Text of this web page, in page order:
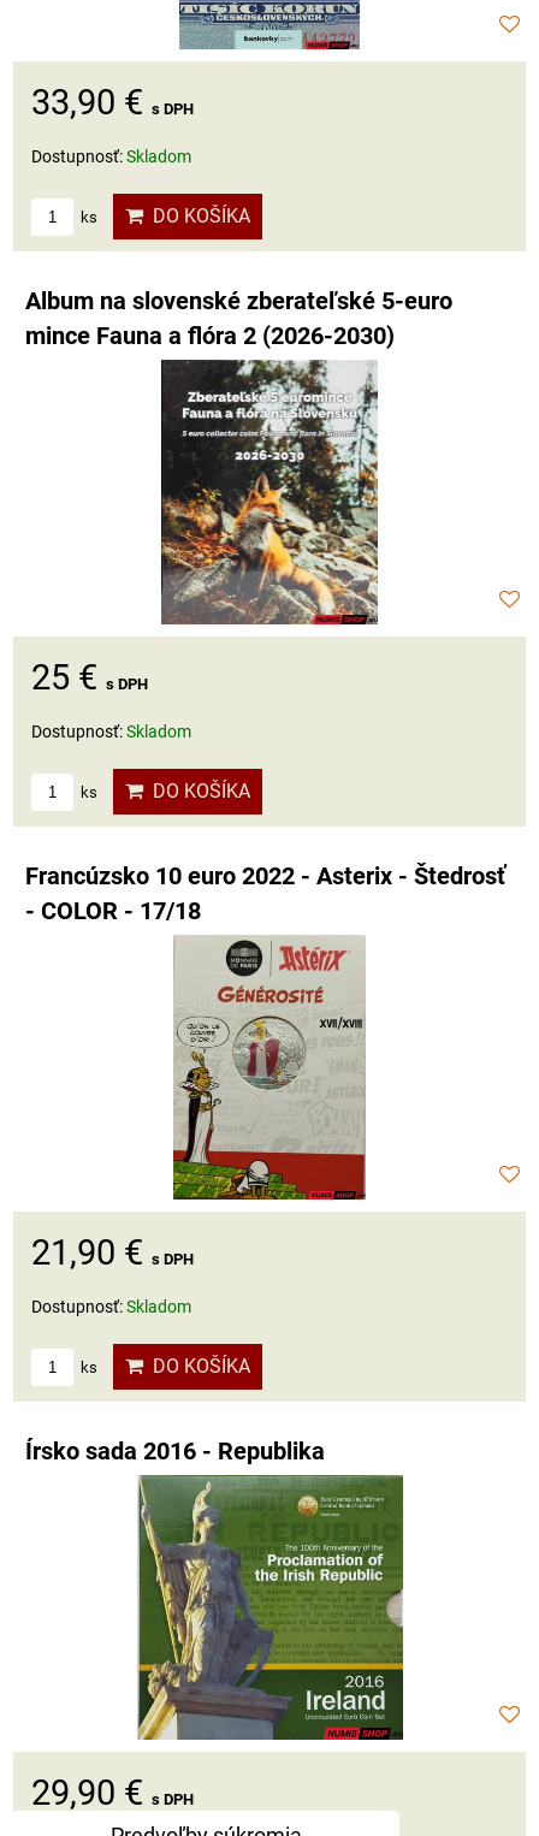
33,90 € s DPH
Dostupnosť:Skladom
ks DO KOŠÍKA
Album na slovenské zberateľské 5-euro
mince Fauna a flóra 2 (2026-2030)
25 € s DPH
Dostupnosť:Skladom
ks DO KOŠÍKA
Francúzsko 10 euro 2022 - Asterix - Štedrosť
- COLOR - 17/18
21,90 € s DPH
Dostupnosť:Skladom
ks DO KOŠÍKA
Írsko sada 2016 - Republika
29,90 € s DPH